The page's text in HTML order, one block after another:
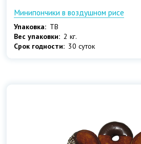
Минипончики в воздушном рисе
Упаковка: ТВ
Вес упаковки: 2 кг.
Срок годности: 30 суток